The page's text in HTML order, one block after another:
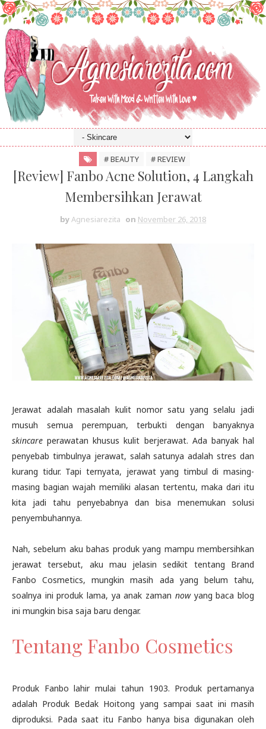
# BEAUTY # REVIEW
[Review] Fanbo Acne Solution, 4 Langkah
Membersihkan Jerawat
byAgnesiarezita on November 26, 2018
Jerawat adalah masalah kulit nomor satu yang selalu jadi
musuh semua perempuan, terbukti dengan banyaknya
skincare perawatan khusus kulit berjerawat. Ada banyak hal
penyebab timbulnya jerawat, salah satunya adalah stres dan
kurang tidur. Tapi ternyata, jerawat yang timbul di masing-
masing bagian wajah memiliki alasan tertentu, maka dari itu
kita jadi tahu penyebabnya dan bisa menemukan solusi
penyembuhannya.
Nah, sebelum aku bahas produk yang mampu membersihkan
jerawat tersebut, aku mau jelasin sedikit tentang Brand
Fanbo Cosmetics, mungkin masih ada yang belum tahu,
soalnya ini produk lama, ya anak zaman nowyang baca blog
ini mungkin bisa saja baru dengar.
Tentang Fanbo Cosmetics
Produk Fanbo lahir mulai tahun 1903. Produk pertamanya
adalah Produk Bedak Hoitong yang sampai saat ini masih
diproduksi. Pada saat itu Fanbo hanya bisa digunakan oleh